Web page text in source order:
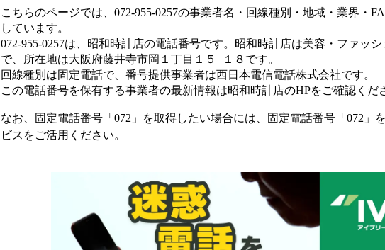
こちらのページでは、 072-955-0257の事業者名・回線種別・地域・業界・
しています。
072-955-0257は、 昭和時計店の電話番号です。 昭和時計店は美容・ファッシ
で、所在地は大阪府藤井寺市岡１丁目１５−１８ です。
回線種別は固定電話で、番号提供事業者は西日本電信電話株式会社です。
この電話番号を保有する事業者の最新情報は昭和時計店のHPをご確認くだ
なお、固定電話番号「 072 」を取得したい場合には、 固定電話番号「 072 」
ビス をご活用ください。